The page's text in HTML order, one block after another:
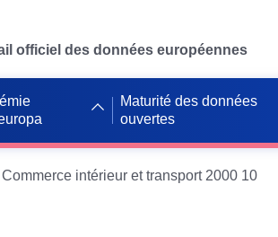
officiel des données européennes
Maturité des données
ouvertes
Commerce intérieur et transport 2000 10